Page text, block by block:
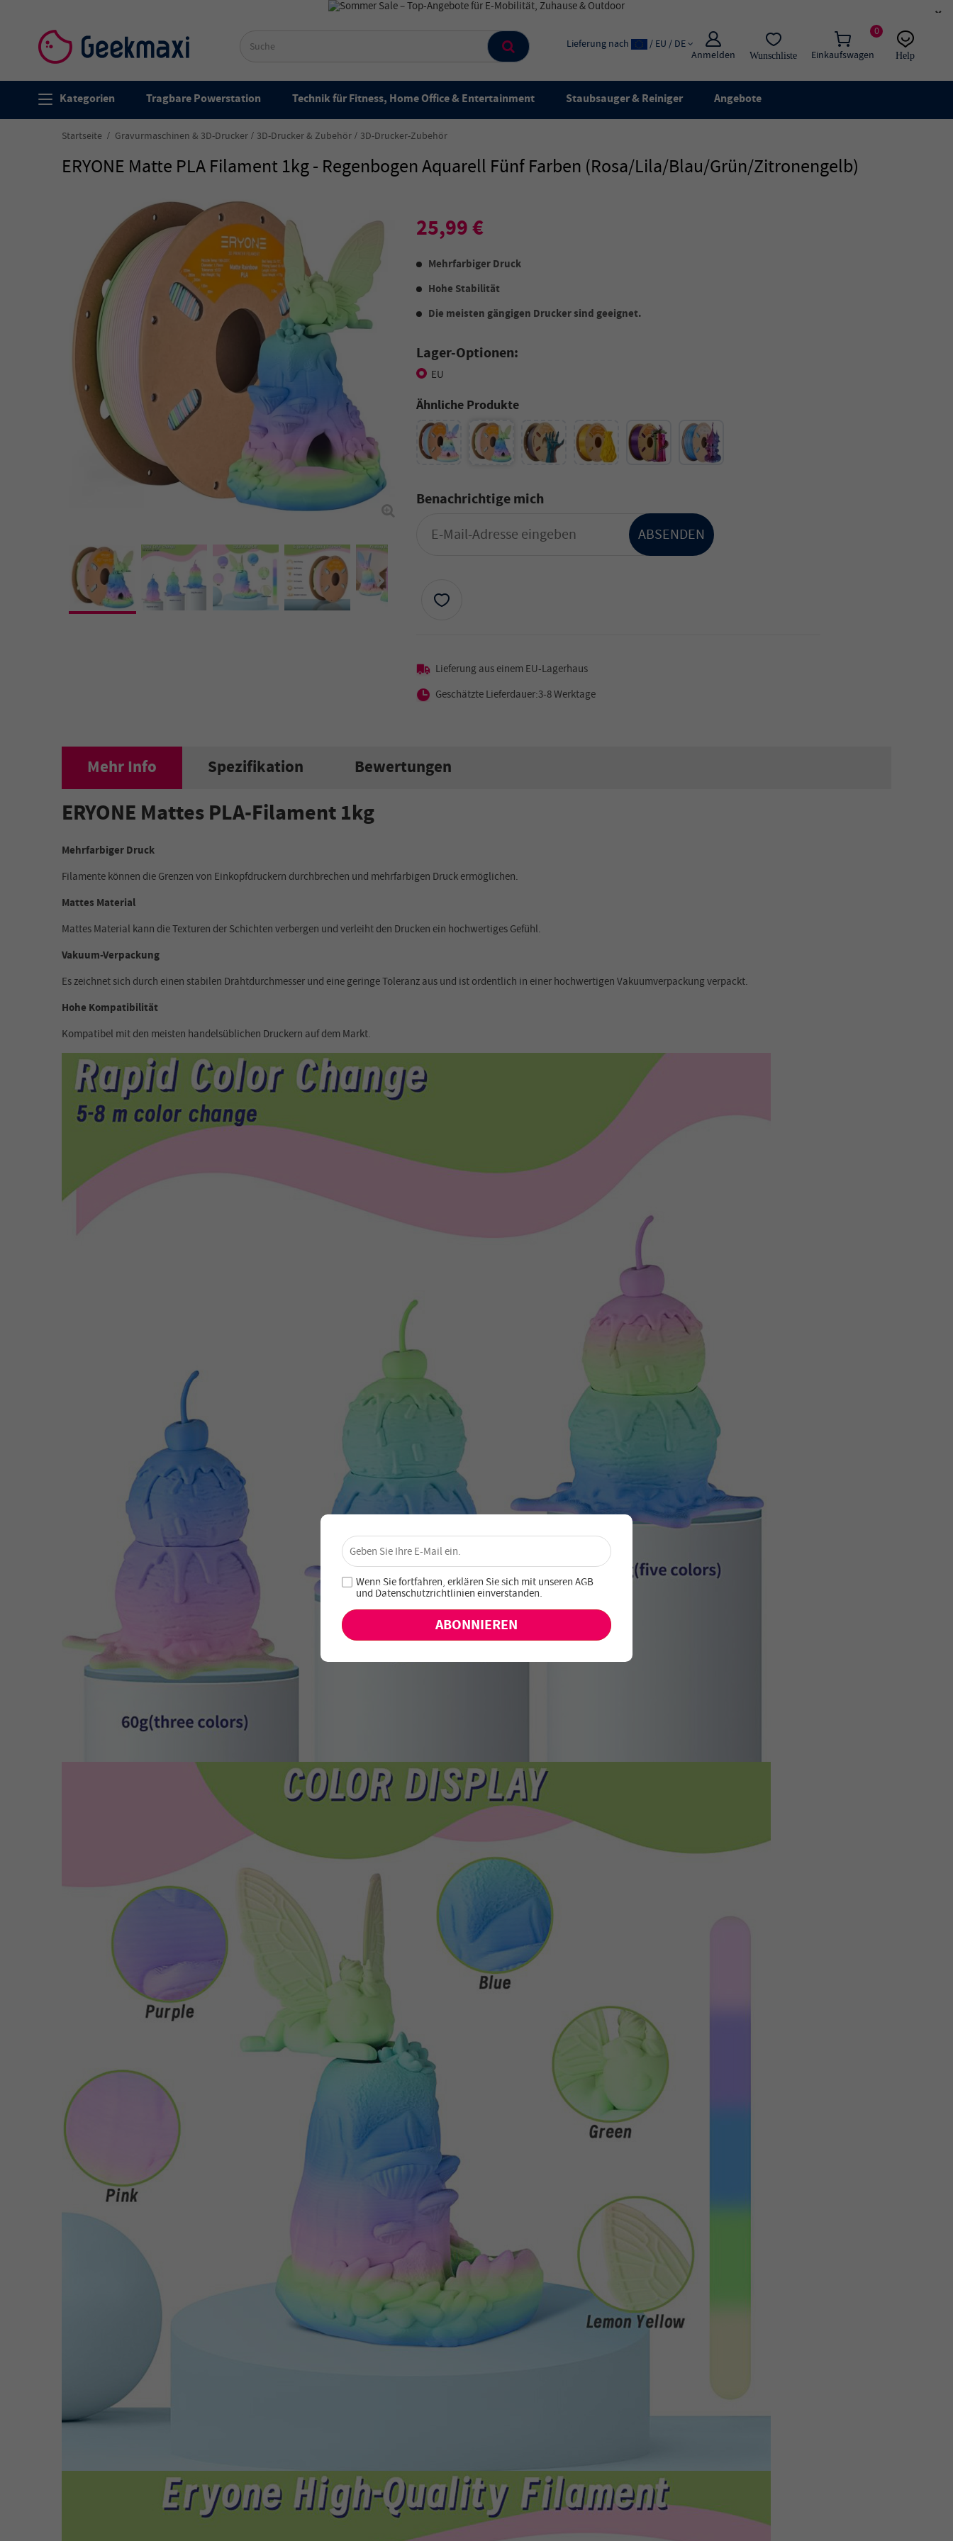
×
0
Einkaufswagen
Anmelden Wunschliste
Lieferung nach / EU / DE
Help
Kategorien Tragbare Powerstation Technik für Fitness, Home Office & Entertainment Staubsauger & Reiniger Angebote
Startseite Gravurmaschinen & 3D-Drucker 3D-Drucker & Zubehör 3D-Drucker-Zubehör
ERYONE Matte PLA Filament 1kg - Regenbogen Aquarell Fünf Farben (Rosa/Lila/Blau/Grün/Zitronengelb)
25,99 €
Mehrfarbiger Druck
Hohe Stabilität
Die meisten gängigen Drucker sind geeignet.
Lager-Optionen:
EU
Ähnliche Produkte
Benachrichtige mich
ABSENDEN
Lieferung aus einem EU-Lagerhaus
Geschätzte Lieferdauer:3-8 Werktage
Mehr Info Spezifikation Bewertungen
ERYONE Mattes PLA-Filament 1kg
Mehrfarbiger Druck
Filamente können die Grenzen von Einkopfdruckern durchbrechen und mehrfarbigen Druck ermöglichen.
Mattes Material
Mattes Material kann die Texturen der Schichten verbergen und verleiht den Drucken ein hochwertiges Gefühl.
Vakuum-Verpackung
Es zeichnet sich durch einen stabilen Drahtdurchmesser und eine geringe Toleranz aus und ist ordentlich in einer hochwertigen Vakuumverpackung verpackt.
Hohe Kompatibilität
Kompatibel mit den meisten handelsüblichen Druckern auf dem Markt.
Sichere dir 4 % Rabatt – Jetzt
abonnieren!
Melde dich für unseren Newsletter an und verpasse
keine exklusiven Angebote und Neuheiten!
Wenn Sie fortfahren, erklären Sie sich mit unserenAGB
und Datenschutzrichtlinien einverstanden.